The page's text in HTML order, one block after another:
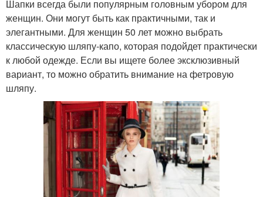
Шапки всегда были популярным головным убором для
женщин. Они могут быть как практичными, так и
элегантными. Для женщин 50 лет можно выбрать
классическую шляпу-капо, которая подойдет практически
к любой одежде. Если вы ищете более эксклюзивный
вариант, то можно обратить внимание на фетровую
шляпу.